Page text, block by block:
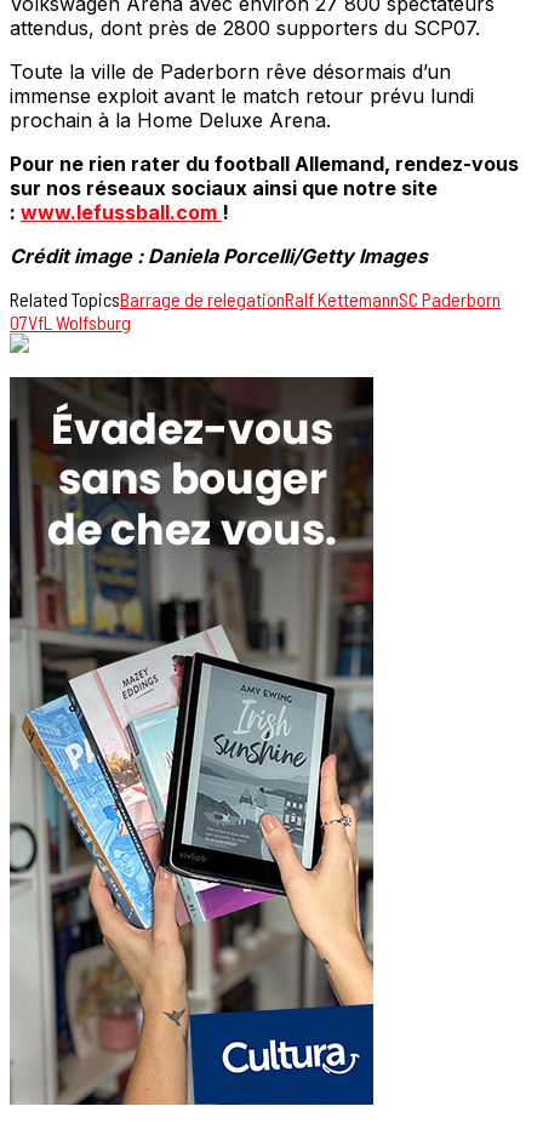
attendus, dont près de 2800 supporters du SCP07.
Toute la ville de Paderborn rêve désormais d’un
immense exploit avant le match retour prévu lundi
prochain à la Home Deluxe Arena.
Pour ne rien rater du football Allemand, rendez-vous
sur nos réseaux sociaux ainsi que notre site
: www.lefussball.com !
Crédit image : Daniela Porcelli/Getty Images
Related TopicsBarrage de relegationRalf KettemannSC Paderborn
07VfL Wolfsburg